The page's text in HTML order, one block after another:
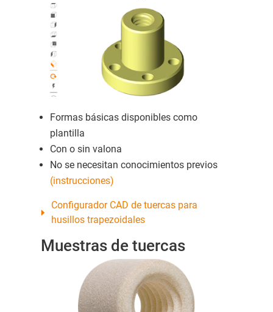
Formas básicas disponibles como
plantilla
Con o sin valona
No se necesitan conocimientos previos
(instrucciones)
Configurador CAD de tuercas para
husillos trapezoidales
Muestras de tuercas